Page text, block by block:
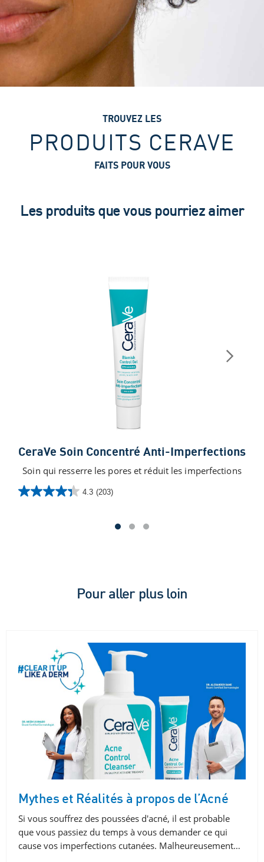
TROUVEZ LES
PRODUITS CERAVE
FAITS POUR VOUS
Les produits que vous pourriez aimer
CeraVe Soin Concentré Anti-Imperfections
Soin qui resserre les pores et réduit les imperfections
4.3 (203)
4.3
Pour aller plus loin
Mythes et Réalités à propos de l’Acné
Si vous souffrez des poussées d'acné, il est probable
que vous passiez du temps à vous demander ce qui
cause vos imperfections cutanées. Malheureusement…